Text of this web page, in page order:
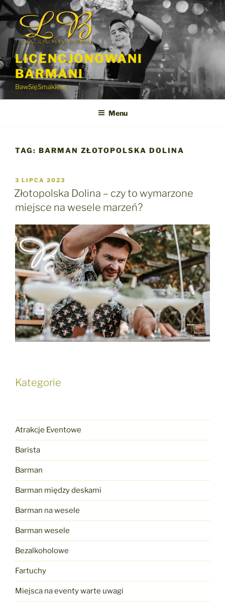
Przejdź
do
treści
LICENCJONOWANI
BARMANI
BawSięSmakiem
Menu
TAG: BARMAN ZŁOTOPOLSKA DOLINA
OPUBLIKOWANE
W
3 LIPCA 2023
Złotopolska Dolina – czy to wymarzone
miejsce na wesele marzeń?
Kategorie
Atrakcje Eventowe
Barista
Barman
Barman między deskami
Barman na wesele
Barman wesele
Bezalkoholowe
Fartuchy
Miejsca na eventy warte uwagi